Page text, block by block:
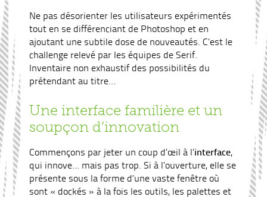
Ne pas désorienter les utilisateurs expérimentés
tout en se différenciant de Photoshop et en
ajoutant une subtile dose de nouveautés. C’est le
challenge relevé par les équipes de Serif.
Inventaire non exhaustif des possibilités du
prétendant au titre…
Une interface familière et un
soupçon d’innovation
Commençons par jeter un coup d’œil à l’interface,
qui innove… mais pas trop. Si à l’ouverture, elle se
présente sous la forme d’une vaste fenêtre où
sont « dockés » à la fois les outils, les palettes et